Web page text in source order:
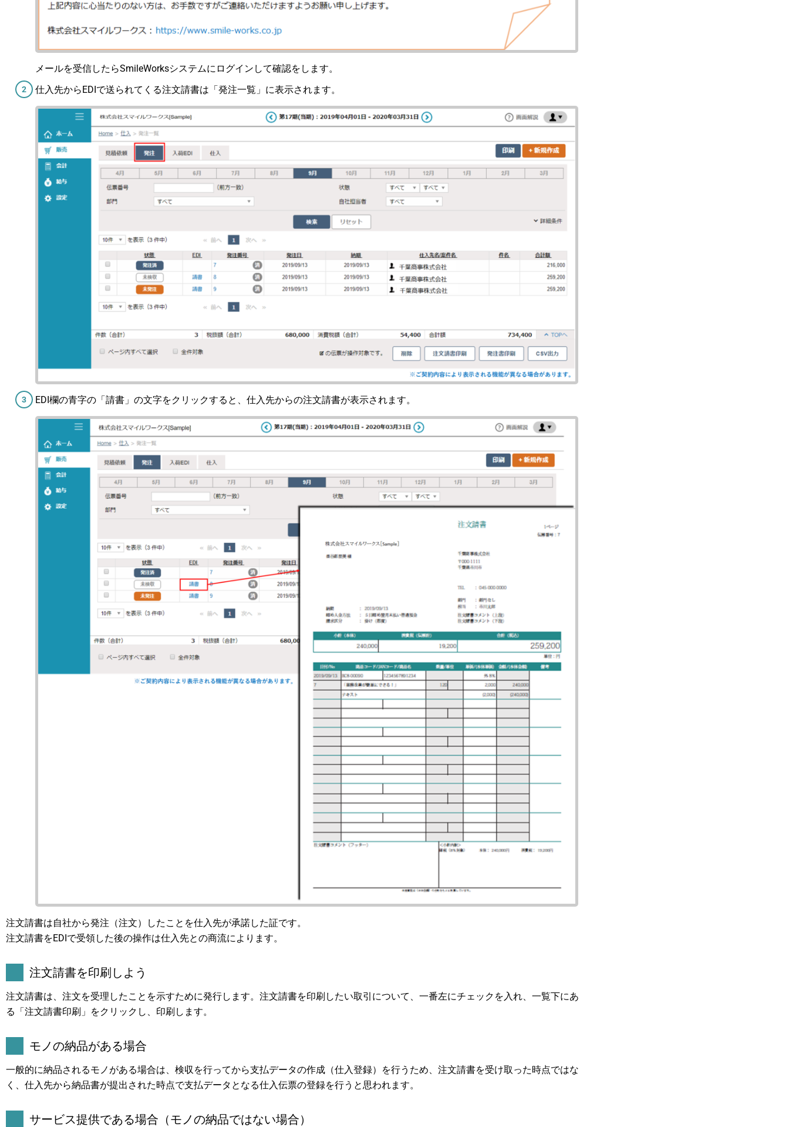
メールを受信したらSmileWorksシステムにログインして確認をします。
仕入先からEDIで送られてくる注文請書は「発注一覧」に表示されます。
EDI欄の青字の「請書」の文字をクリックすると、仕入先からの注文請書が表示されます。
注文請書は自社から発注（注文）したことを仕入先が承諾した証です。
注文請書をEDIで受領した後の操作は仕入先との商流によります。
注文請書を印刷しよう
注文請書は、注文を受理したことを示すために発行します。注文請書を印刷したい取引について、一番左にチェックを入れ、一覧下にあ
る「注文請書印刷」をクリックし、印刷します。
モノの納品がある場合
一般的に納品されるモノがある場合は、検収を行ってから支払データの作成（仕入登録）を行うため、注文請書を受け取った時点ではな
く、仕入先から納品書が提出された時点で支払データとなる仕入伝票の登録を行うと思われます。
サービス提供である場合（モノの納品ではない場合）